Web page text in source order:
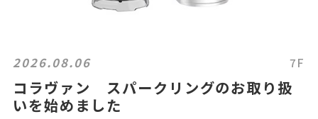
2026.08.06 7F
コラヴァン スパークリングのお取り扱
いを始めました